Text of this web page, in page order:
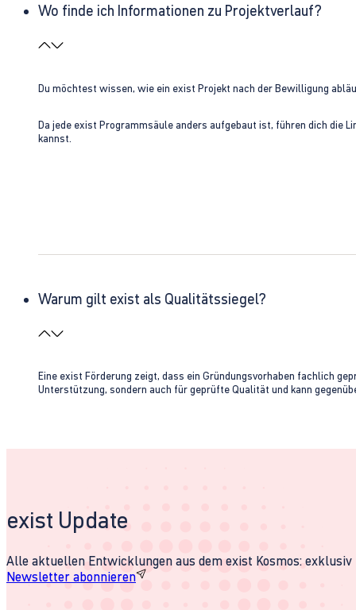
Wo finde ich Informationen zu Projektverlauf?
Du möchtest wissen, wie ein exist Projekt nach der Bewilligung
Da jede exist Programmsäule anders aufgebaut ist, führen dich die
kannst.
Warum gilt exist als Qualitätssiegel?
Eine exist Förderung zeigt, dass ein Gründungsvorhaben fachlich
Unterstützung, sondern auch für geprüfte Qualität und kann
exist Update
Alle aktuellen Entwicklungen aus dem exist Kosmos:
Newsletter abonnieren